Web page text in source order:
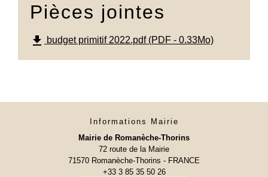
Pièces jointes
file_download budget primitif 2022.pdf (PDF - 0.33Mo)
Informations Mairie
Mairie de Romanèche-Thorins
72 route de la Mairie
71570 Romanèche-Thorins - FRANCE
+33 3 85 35 50 26